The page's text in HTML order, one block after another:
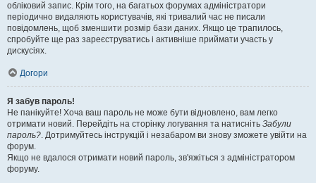
обліковий запис. Крім того, на багатьох форумах адміністратори
періодично видаляють користувачів, які тривалий час не писали
повідомлень, щоб зменшити розмір бази даних. Якщо це трапилось,
спробуйте ще раз зареєструватись і активніше приймати участь у
дискусіях.
Догори
Я забув пароль!
Не панікуйте! Хоча ваш пароль не може бути відновлено, вам легко
отримати новий. Перейдіть на сторінку логування та натисніть Забули
пароль?. Дотримуйтесь інструкцій і незабаром ви знову зможете увійти на
форум.
Якщо не вдалося отримати новий пароль, зв'яжіться з адміністратором
форуму.